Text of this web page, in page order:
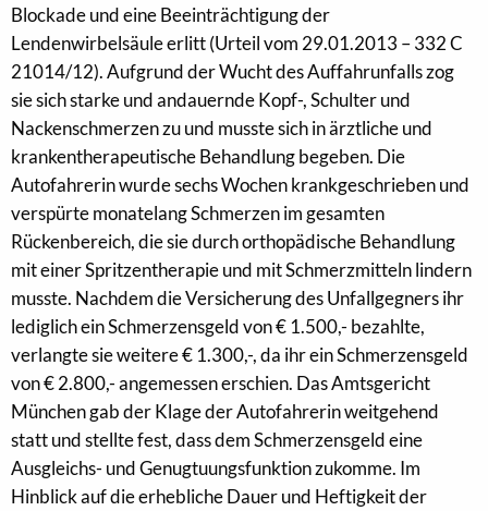
Blockade und eine Beeinträchtigung der
Lendenwirbelsäule erlitt (Urteil vom 29.01.2013 – 332 C
21014/12). Aufgrund der Wucht des Auffahrunfalls zog
sie sich starke und andauernde Kopf-, Schulter und
Nackenschmerzen zu und musste sich in ärztliche und
krankentherapeutische Behandlung begeben. Die
Autofahrerin wurde sechs Wochen krankgeschrieben und
verspürte monatelang Schmerzen im gesamten
Rückenbereich, die sie durch orthopädische Behandlung
mit einer Spritzentherapie und mit Schmerzmitteln lindern
musste. Nachdem die Versicherung des Unfallgegners ihr
lediglich ein Schmerzensgeld von € 1.500,- bezahlte,
verlangte sie weitere € 1.300,-, da ihr ein Schmerzensgeld
von € 2.800,- angemessen erschien. Das Amtsgericht
München gab der Klage der Autofahrerin weitgehend
statt und stellte fest, dass dem Schmerzensgeld eine
Ausgleichs- und Genugtuungsfunktion zukomme. Im
Hinblick auf die erhebliche Dauer und Heftigkeit der